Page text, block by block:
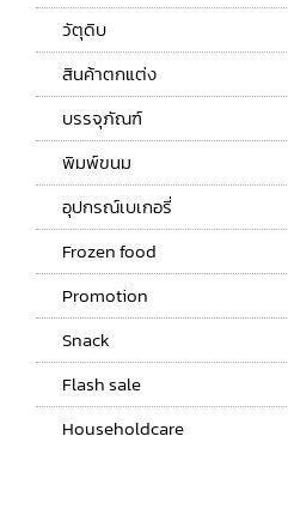
วัตุดิบ
สินค้าตกแต่ง
บรรจุภัณฑ์
พิมพ์ขนม
อุปกรณ์เบเกอรี่
Frozen food
Promotion
Snack
Flash sale
Householdcare